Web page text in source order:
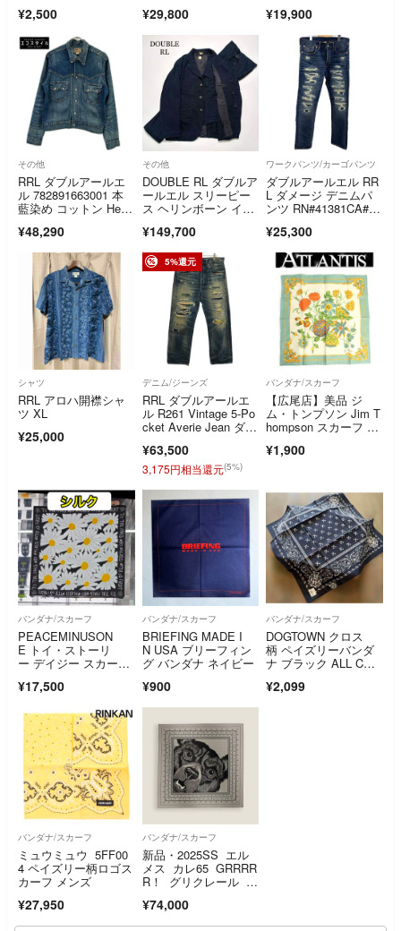
¥2,500 ¥29,800 ¥19,900
その他
RRL ダブルアールエ
ル 782891663001 本
藍染め コットン Hew
stern Jacket/ヒューソ
ン インディゴ デニム
ウエスタンジャケッ
ト S
¥48,290
その他
DOUBLE RL ダブルア
ールエル スリーピー
ス ヘリンボーン イン
¥149,700
ワークパンツ/カーゴパンツ
ダブルアールエル RR
L ダメージ デニムパ
ンツ RN#41381CA#56
ー メンズ
¥25,300
シャツ
RRL アロハ開襟シャ
ツ XL
¥25,000
5%還元
デニム/ジーンズ
RRL ダブルアールエ
ル R261 Vintage 5-Po
cket Averie Jean ダメ
ツ インディゴブル
ー W32L30
¥63,500
3,175円相当還元(5%)
バンダナ/スカーフ
【広尾店】美品 ジ
ム・トンプソン Jim T
hompson スカーフ 花
0％ 【19509】
¥1,900
バンダナ/スカーフ
PEACEMINUSON
E トイ・ストーリ
ー デイジー スカー
RAGON
¥17,500
バンダナ/スカーフ
BRIEFING MADE I
N USA ブリーフィン
グ バンダナ ネイビー
¥900
バンダナ/スカーフ
DOGTOWN クロス
柄 ペイズリーバンダ
ナ ブラック ALL COT
¥2,099
バンダナ/スカーフ
ミュウミュウ 5FF00
4 ペイズリー柄ロゴス
カーフ メンズ
¥27,950
バンダナ/スカーフ
新品・2025SS エル
メス カレ65 GRRRR
R！ グリクレール グ
¥74,000